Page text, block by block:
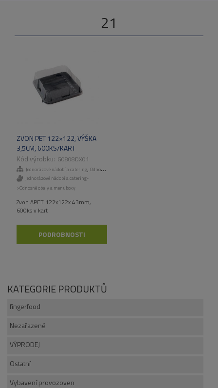
21
ZVON PET 122×122, VÝŠKA
3,5CM, 600KS/KART
G0808DX01
Jednorázové nádobí a catering, Odnosné obaly a menuboxy
Jednorázové nádobí a catering-
>Odnosné obaly a menuboxy
Zvon APET 122x122x 43mm,
600ks v kart
PODROBNOSTI
KATEGORIE PRODUKTŮ
fingerfood
Nezařazené
VÝPRODEJ
Ostatní
Vybavení provozoven